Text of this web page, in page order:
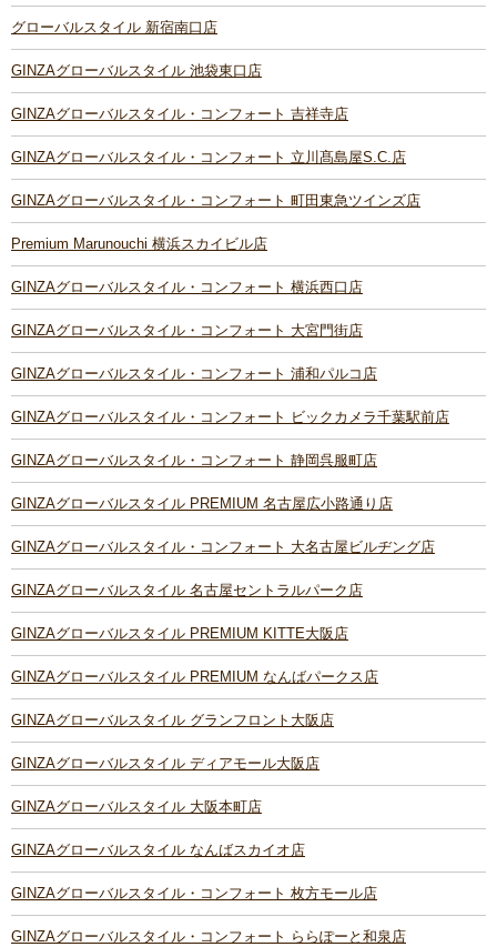
グローバルスタイル 新宿南口店
GINZAグローバルスタイル 池袋東口店
GINZAグローバルスタイル・コンフォート 吉祥寺店
GINZAグローバルスタイル・コンフォート 立川髙島屋S.C.店
GINZAグローバルスタイル・コンフォート 町田東急ツインズ店
Premium Marunouchi 横浜スカイビル店
GINZAグローバルスタイル・コンフォート 横浜西口店
GINZAグローバルスタイル・コンフォート 大宮門街店
GINZAグローバルスタイル・コンフォート 浦和パルコ店
GINZAグローバルスタイル・コンフォート ビックカメラ千葉駅前店
GINZAグローバルスタイル・コンフォート 静岡呉服町店
GINZAグローバルスタイル PREMIUM 名古屋広小路通り店
GINZAグローバルスタイル・コンフォート 大名古屋ビルヂング店
GINZAグローバルスタイル 名古屋セントラルパーク店
GINZAグローバルスタイル PREMIUM KITTE大阪店
GINZAグローバルスタイル PREMIUM なんばパークス店
GINZAグローバルスタイル グランフロント大阪店
GINZAグローバルスタイル ディアモール大阪店
GINZAグローバルスタイル 大阪本町店
GINZAグローバルスタイル なんばスカイオ店
GINZAグローバルスタイル・コンフォート 枚方モール店
GINZAグローバルスタイル・コンフォート ららぽーと和泉店